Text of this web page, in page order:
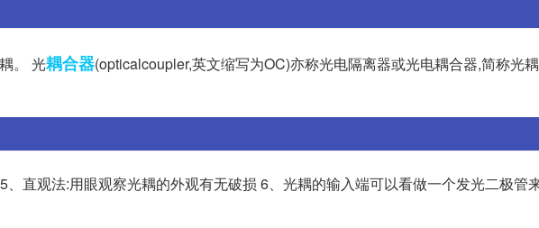
。 光耦合器(opticalcoupler,英文缩写为OC)亦称光电隔离器或光电耦合器,简称光
直观法:用眼观察光耦的外观有无破损 6、光耦的输入端可以看做一个发光二极管